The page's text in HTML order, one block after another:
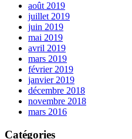
août 2019
juillet 2019
juin 2019
mai 2019
avril 2019
mars 2019
février 2019
janvier 2019
décembre 2018
novembre 2018
mars 2016
Catégories